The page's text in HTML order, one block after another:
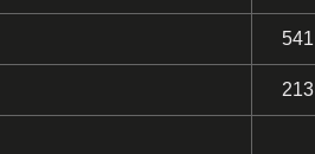
541
213